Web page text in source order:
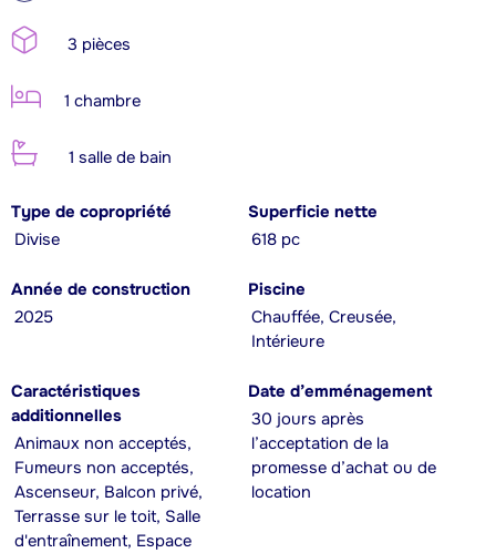
3 pièces
1 chambre
1 salle de bain
Type de copropriété
Divise
Superficie nette
618 pc
Année de construction
2025
Piscine
Chauffée, Creusée,
Intérieure
Caractéristiques
additionnelles
Animaux non acceptés,
Fumeurs non acceptés,
Ascenseur, Balcon privé,
Terrasse sur le toit, Salle
d'entraînement, Espace
Date d’emménagement
30 jours après
l’acceptation de la
promesse d’achat ou de
location